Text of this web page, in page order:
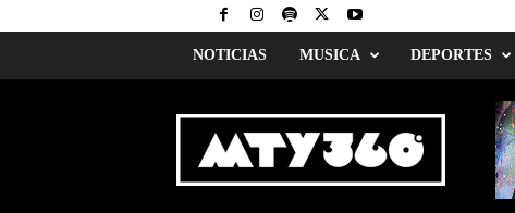
NOTICIAS MUSICA DEPORTES
o
e